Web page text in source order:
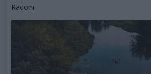
Kategorie artykułu:
Radom